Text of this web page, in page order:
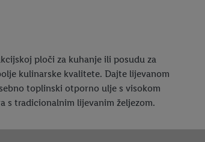
ploči za kuhanje ili posudu za
kulinarske kvalitete. Dajte lijevanom
toplinski otporno ulje s visokom
s tradicionalnim lijevanim željezom.